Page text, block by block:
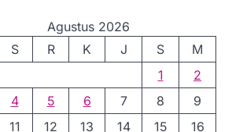
Agustus 2026
S R K J S
M
1
2
4 5 6 7 8
9
11 12 13 14 15
16